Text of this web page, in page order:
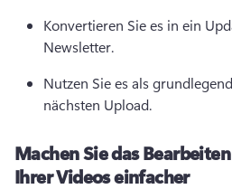
Konvertieren Sie es in ein
Newsletter.
Nutzen Sie es als
nächsten Upload.
Machen Sie das
Ihrer Videos einfacher